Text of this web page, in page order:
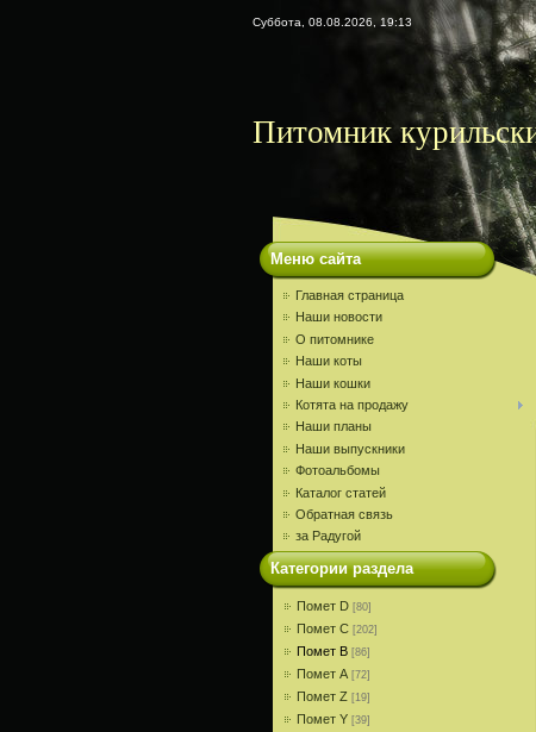
Суббота, 08.08.2026, 19:13
Питомник
Меню сайта
Главная страница
Наши новости
О питомнике
Наши коты
Наши кошки
Котята на продажу
Наши планы
Наши выпускники
Фотоальбомы
Каталог статей
Обратная связь
за Радугой
Категории раздела
Помет D [80]
Помет С [202]
Помет В [86]
Помет A [72]
Помет Z [19]
Помет Y [39]